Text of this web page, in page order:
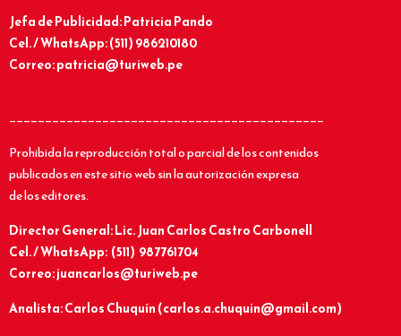
Jefa de Publicidad: Patricia Pando
Cel. / WhatsApp: (511) 986210180
Correo: patricia@turiweb.pe
____________________________________________
Prohibida la reproducción total o parcial de los contenidos
publicados en este sitio web sin la autorización expresa
de los editores.
Director General: Lic.Juan Carlos Castro Carbonell
Cel. / WhatsApp: (511) 987761704
Correo: juancarlos@turiweb.pe
Analista: Carlos Chuquín (carlos.a.chuquin@gmail.com)